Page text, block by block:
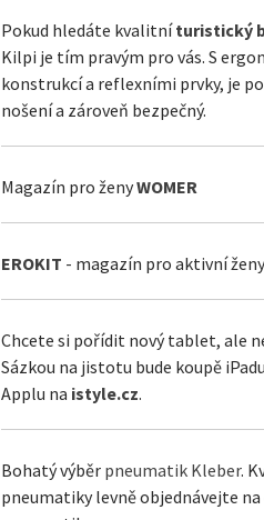
Pokud hledáte kvalitníturistický
Kilpi je tím pravým pro vás. S
konstrukcí a reflexními prvky, je
nošení a zároveň bezpečný.
Magazín pro ženyWOMER
EROKIT - magazín pro aktivní
Chcete si pořídit nový tablet, ale
Sázkou na jistotu bude koupě
Applu na istyle.cz.
Bohatý výběr pneumatik Kleber.
pneumatiky levně objednávejte na